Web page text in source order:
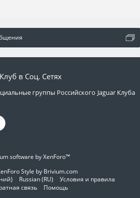
Клуб в Соц. Сетях
группы Российского Jaguar Клуба
software by XenForo™
Style by Brivium.com
Russian (RU)
Условия и правила
связь
Помощь